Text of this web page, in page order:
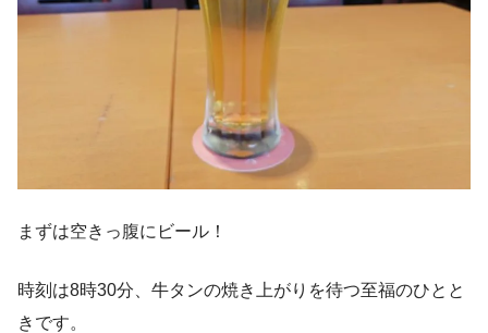
まずは空きっ腹にビール！
時刻は8時30分、牛タンの焼き上がりを待つ至福のひとと
きです。